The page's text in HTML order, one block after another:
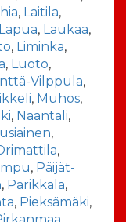
, Laitila,
Lapua, Laukaa,
, Liminka,
, Luoto,
Vilppula,
, Muhos,
, Naantali,
,
,
, Päijät-
, Parikkala,
, Pieksämäki,
,